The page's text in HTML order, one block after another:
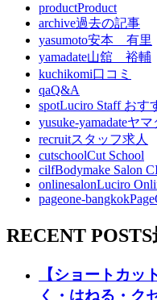
productProduct
archive過去の記事
yasumoto安本 有里
yamadate山舘 裕輔
kuchikomi口コミ
qaQ&A
spotLuciro Staff お
yusuke-yamadateヤ
recruitスタッフ求人
cutschoolCut School
cilfBodymake Salon
onlinesalonLuciro
pageone-bangkok
RECENT POSTS
【ショートカッ
く・はねる・ク